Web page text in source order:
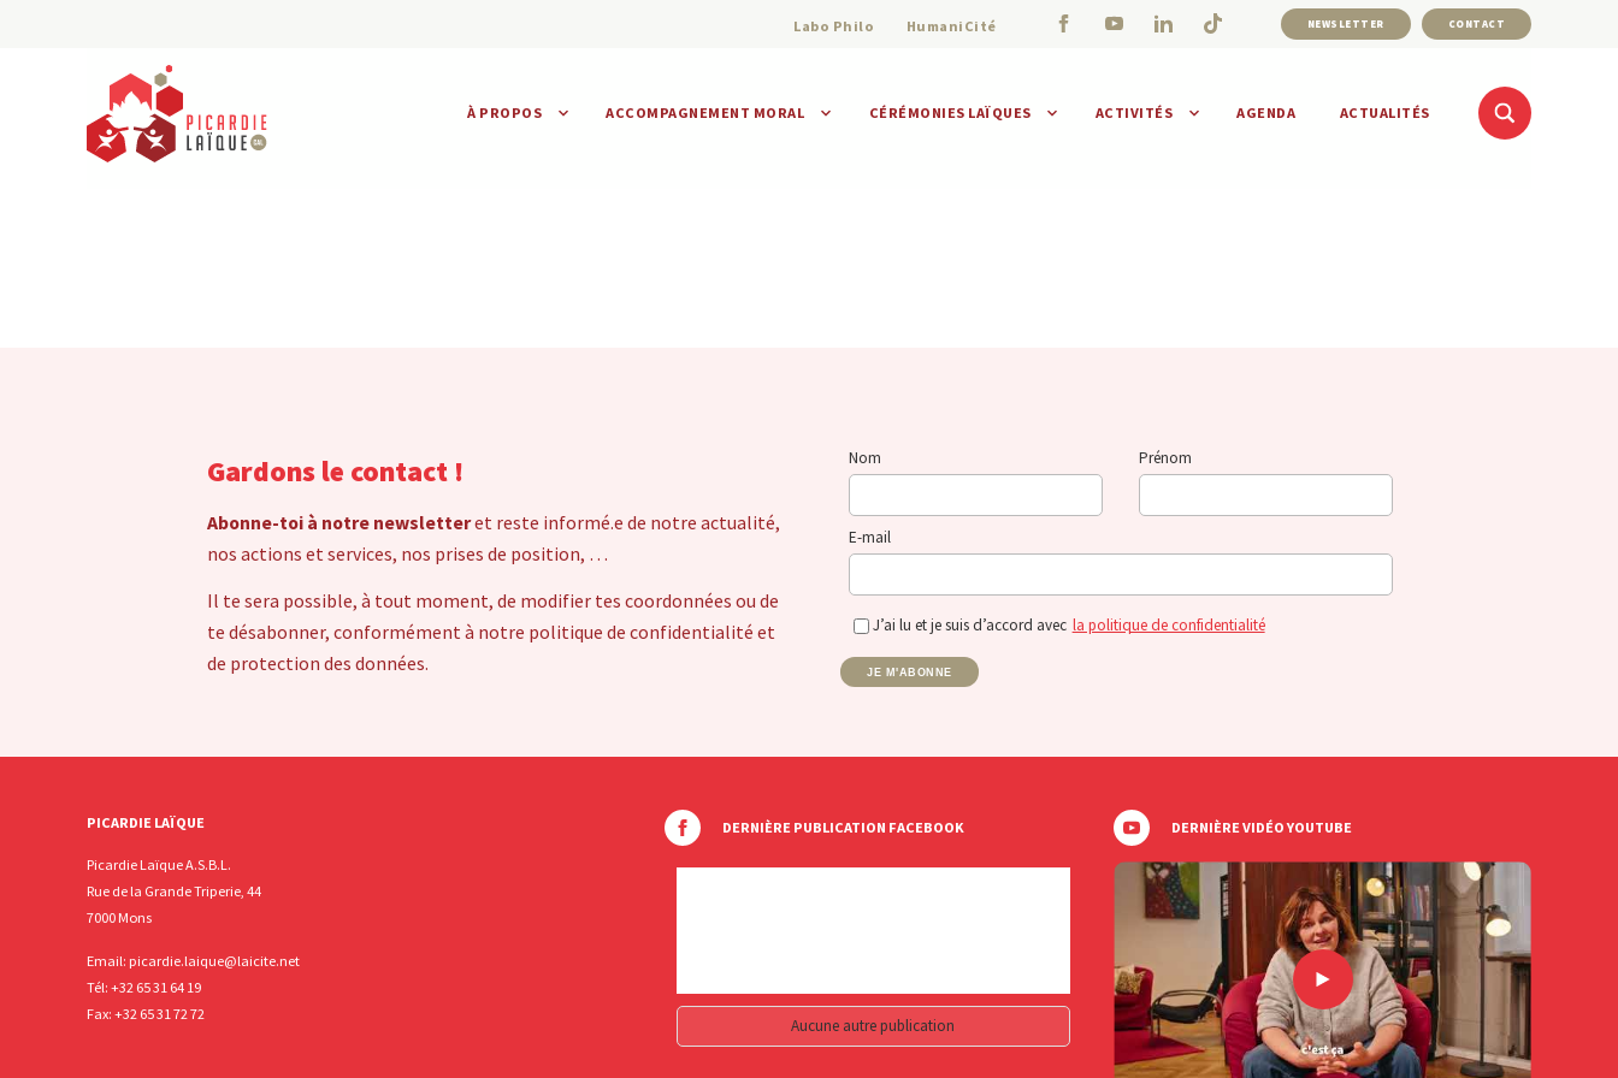
Labo Philo HumaniCité NEWSLETTER CONTACT
À PROPOS ACCOMPAGNEMENT MORAL CÉRÉMONIES LAÏQUES ACTIVITÉS AGENDA ACTUALITÉS
Gardons le contact !
Abonne-toi à notre newsletteret reste informé.e de notre actualité,
nos actions et services, nos prises de position, …
Il te sera possible, à tout moment, de modifier tes coordonnées ou de
te désabonner, conformément à notre politique de confidentialité et
de protection des données.
Nom Prénom
E-mail
J’ai lu et je suis d’accord avec la politique de confidentialité
JE M'ABONNE
PICARDIE LAÏQUE
Picardie Laïque A.S.B.L.
Rue de la Grande Triperie, 44
7000 Mons
Email: picardie.laique@laicite.net
Tél: +32 65 31 64 19
Fax: +32 65 31 72 72
DERNIÈRE PUBLICATION FACEBOOK
Aucune autre publication
DERNIÈRE VIDÉO YOUTUBE